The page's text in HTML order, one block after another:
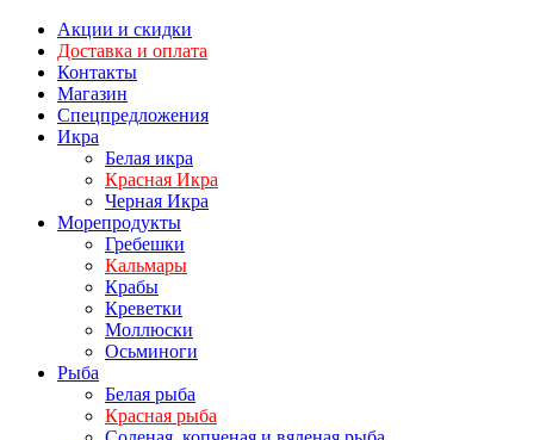
Акции и скидки
Доставка и оплата
Контакты
Магазин
Спецпредложения
Икра
Белая икра
Красная Икра
Черная Икра
Морепродукты
Гребешки
Кальмары
Крабы
Креветки
Моллюски
Осьминоги
Рыба
Белая рыба
Красная рыба